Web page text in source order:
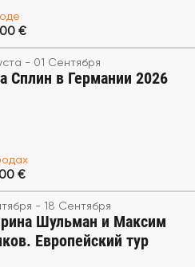
€
- 01 Сентября
Сплин в Германии 2026
€
- 18 Сентября
Шульман и Максим
Европейский тур